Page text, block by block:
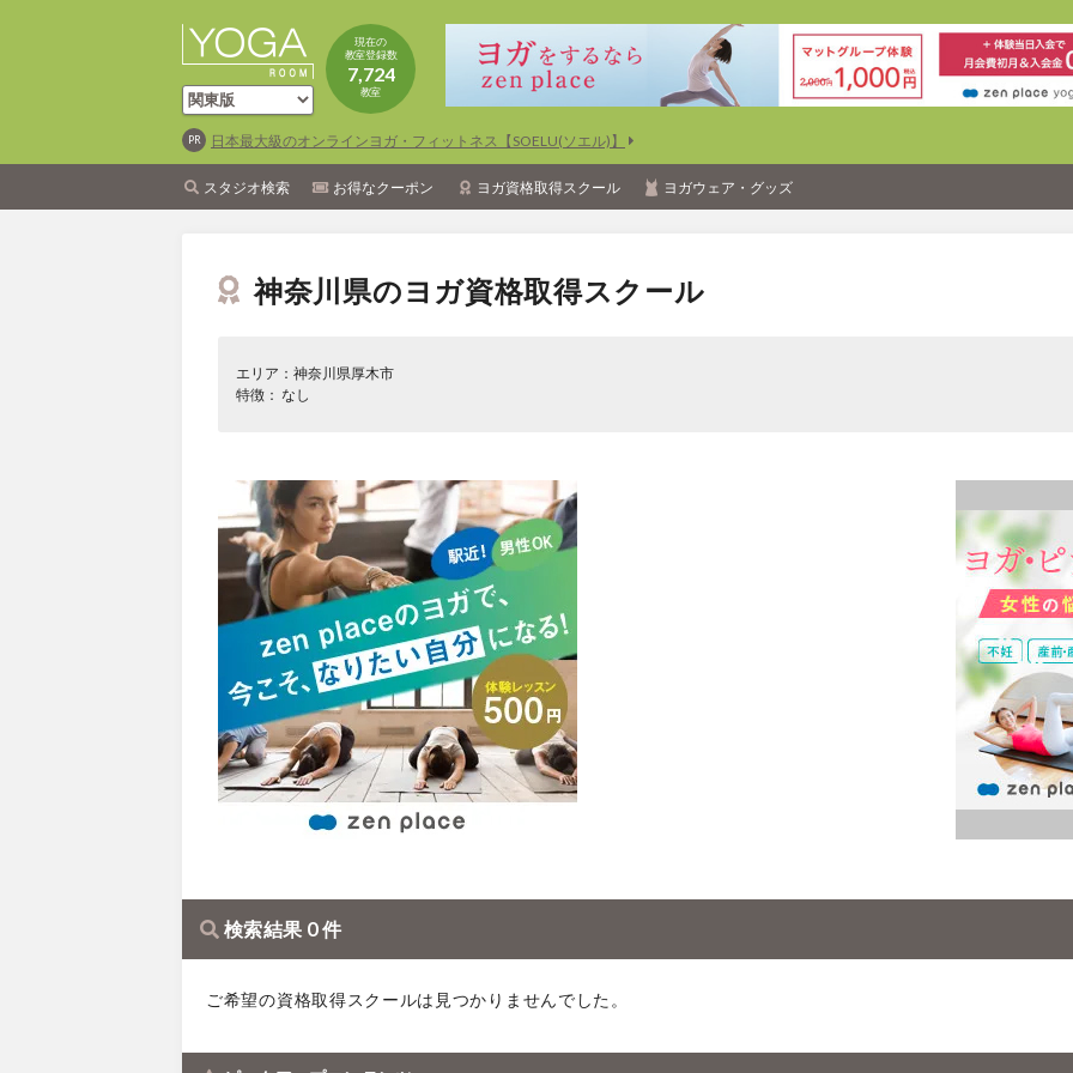
現在の
教室登録数
7,724
教室
日本最大級のオンラインヨガ・フィットネス【SOELU(ソエル)】
スタジオ検索 お得なクーポン ヨガ資格取得スクール ヨガウェア・グッズ
神奈川県のヨガ資格取得スクール
エリア：神奈川県厚木市
特徴： なし
検索結果 0 件
ご希望の資格取得スクールは見つかりませんでした。